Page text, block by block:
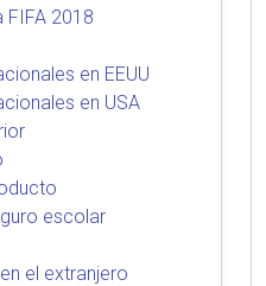
FIFA 2018
en EEUU
en USA
escolar
el extranjero